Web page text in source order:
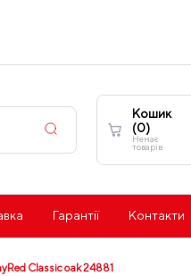
Кошик
(0)
Немає
товарів
Гарантії Контакти
Classic oak 24881